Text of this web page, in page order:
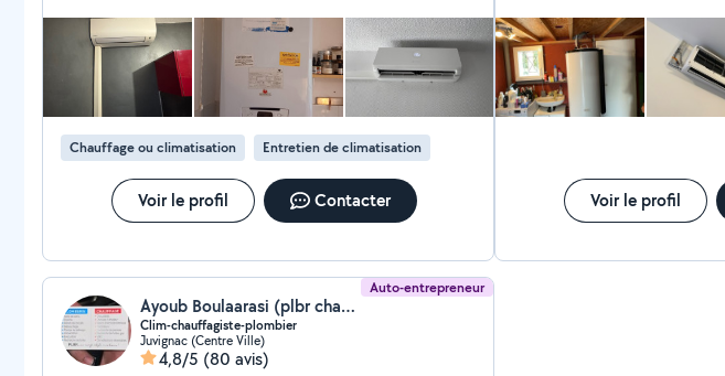
climatisation, entretien clim, chauffe-eau, installation
chaudière
Chauffage ou climatisation Entretien de climatisation
Voir le profil Contacter Voir le profil
Auto-entrepreneur
Ayoub Boulaarasi (plbr chauffagiste 34)
Clim-chauffagiste-plombier
Juvignac (Centre Ville)
4,8/5 (80 avis)